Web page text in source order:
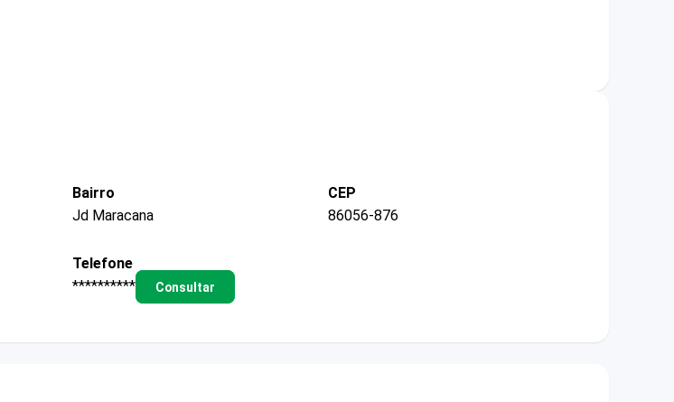
Bairro
Jd Maracana
CEP
86056-876
Telefone
**********
Consultar